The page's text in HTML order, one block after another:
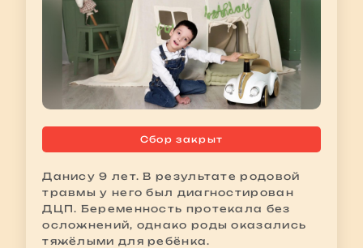
Сбор закрыт
Данису 9 лет. В результате родовой
травмы у него был диагностирован
ДЦП. Беременность протекала без
осложнений, однако роды оказались
тяжёлыми для ребёнка.